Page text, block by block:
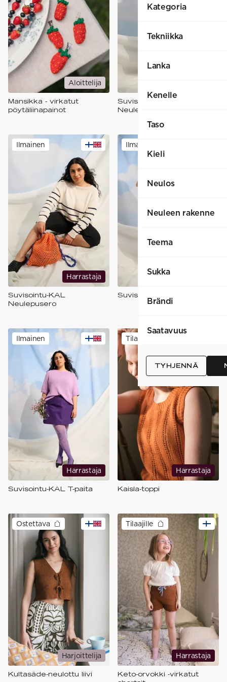
Kategoria
Tekniikka
Lanka
Kenelle
Taso
Kieli
Neulos
Neuleen rakenne
Teema
Sukka
Brändi
Saatavuus
TYHJENNÄ
Aloittelija
Mansikka - virkatut
pöytäliinapainot
Suvisointu-KAL
Neulemekko
Harrastaja
Ilmainen
Suvisointu-KAL
Neulepusero
Ilmainen
Suvisointu-KAL Toppi
Harrastaja
Ilmainen
Suvisointu-KAL T-paita
Harrastaja
Tilaajille
Kaisla-toppi
Harjoittelija
Ostettava
Kultasäde-neulottu liivi
Harrastaja
Tilaajille
Keto-orvokki -virkatut